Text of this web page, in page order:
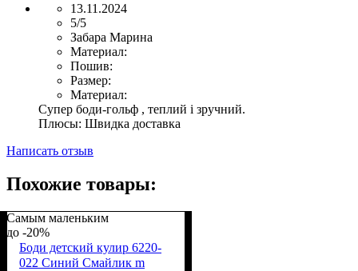
13.11.2024
5/5
Забара Марина
Материал:
Пошив:
Размер:
Материал:
Супер боди-гольф , теплий і зручний.
Плюсы: Швидка доставка
Написать отзыв
Похожие товары:
Самым маленьким
-20%
Боди детский кулир 6220-
022 Синий Смайлик m